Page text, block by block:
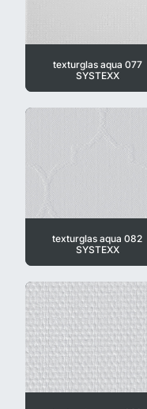
texturglas aqua 077
SYSTEXX
texturglas aqua 082
SYSTEXX